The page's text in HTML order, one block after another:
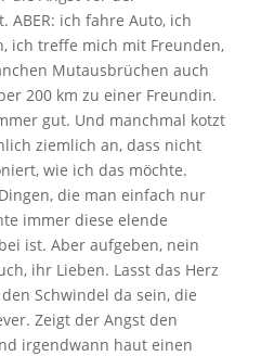
ABER: ich fahre Auto, ich
ich treffe mich mit Freunden,
Mutausbrüchen auch
200 km zu einer Freundin.
gut. Und manchmal kotzt
ziemlich an, dass nicht
wie ich das möchte.
die man einfach nur
immer diese elende
ist. Aber aufgeben, nein
ihr Lieben. Lasst das Herz
Schwindel da sein, die
Zeigt der Angst den
irgendwann haut einen